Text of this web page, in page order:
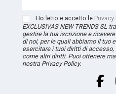
Ho letto e accetto le Privacy
EXCLUSIVAS NEW TRENDS SL
gestire la tua iscrizione e
di noi, per le quali abbiamo il tuo
esercitare i tuoi diritti di
come altri diritti. Puoi ottenere
nostra Privacy Policy.